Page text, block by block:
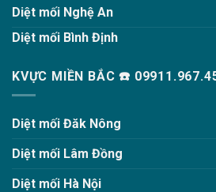
Diệt mối Nghệ An
Diệt mối Bình Định
KVỰC MIỀN BẮC ☎️
Diệt mối Đăk Nông
Diệt mối Lâm Đồng
Diệt mối Hà Nội